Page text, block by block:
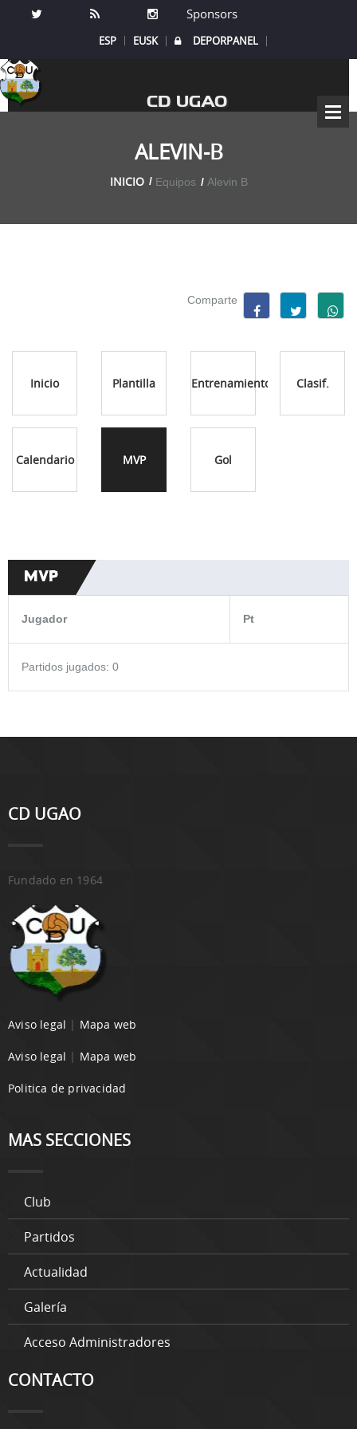
Sponsors
ESP EUSK DEPORPANEL
CD UGAO
ALEVIN-B
INICIO Equipos Alevin B
Comparte
Inicio Plantilla Entrenamientos Clasif.
Calendario MVP Gol
MVP
Jugador Pt
Partidos jugados: 0
CD UGAO
Fundado en 1964
Aviso legal | Mapa web
Aviso legal | Mapa web
Politica de privacidad
MAS SECCIONES
Club
Partidos
Actualidad
Galería
Acceso Administradores
CONTACTO